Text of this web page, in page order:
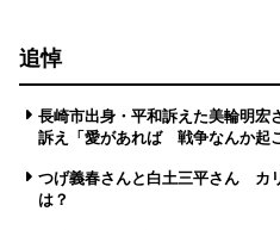
追悼
長崎市出身・平和訴えた美輪明
訴え「愛があれば 戦争なんか起
つげ義春さんと白土三平さん カ
は？